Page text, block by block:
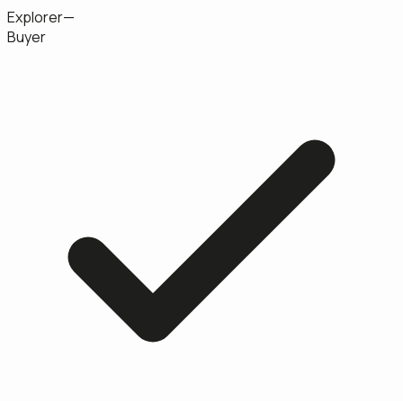
Explorer—
Buyer